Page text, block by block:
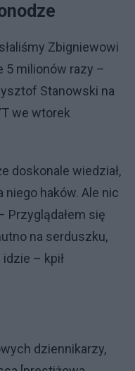
Zbigniewowi
5 milionów razy –
Stanowski na
we wtorek
doskonale wiedział,
niego haków. Ale nic
Przyglądałem się
na serduszku,
– kpił
dziennikarzy,